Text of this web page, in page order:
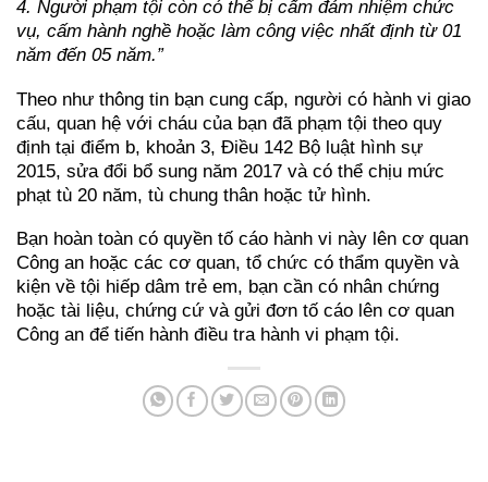
4. Người phạm tội còn có thể bị cấm đảm nhiệm chức
vụ, cấm hành nghề hoặc làm công việc nhất định từ 01
năm đến 05 năm.”
Theo như thông tin bạn cung cấp, người có hành vi giao
cấu, quan hệ với cháu của bạn đã phạm tội theo quy
định tại điểm b, khoản 3, Điều 142 Bộ luật hình sự
2015, sửa đổi bổ sung năm 2017 và có thể chịu mức
phạt tù 20 năm, tù chung thân hoặc tử hình.
Bạn hoàn toàn có quyền tố cáo hành vi này lên cơ quan
Công an hoặc các cơ quan, tổ chức có thẩm quyền và
kiện về tội hiếp dâm trẻ em, bạn cần có nhân chứng
hoặc tài liệu, chứng cứ và gửi đơn tố cáo lên cơ quan
Công an để tiến hành điều tra hành vi phạm tội.